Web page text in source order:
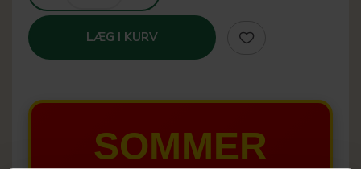
LÆG I KURV
SOMMER